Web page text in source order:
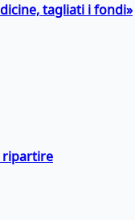
tagliati i fondi»
ripartire